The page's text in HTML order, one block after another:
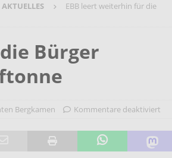
Gitarre: Saisonstart des Sparkassen GRAND
Nachwuchskräfte der Stadt Bergkamen
AKTUELLES
der GSW Wasserwelt ab Donnerstag wieder
AKTUELLES
EBB leert weiterhin für die
Bürger
Bergkamen Kommentare deaktiviert